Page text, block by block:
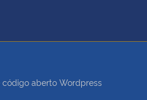
código aberto Wordpress